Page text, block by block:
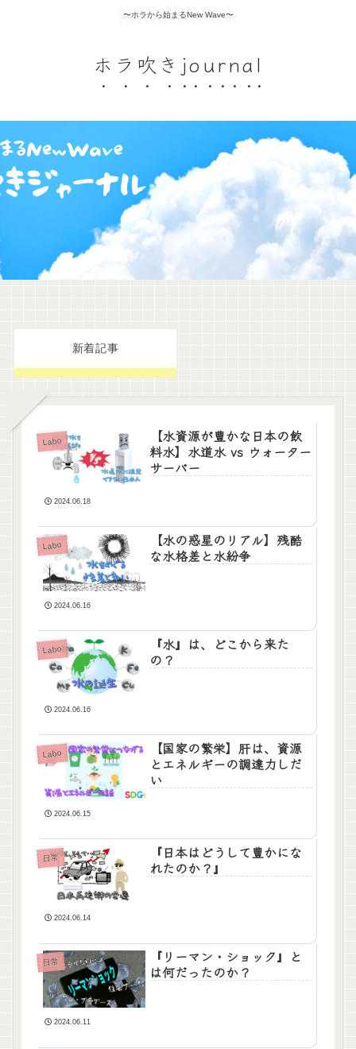
〜ホラから始まるNew Wave〜
ホラ吹きjournal
新着記事
Labo
【水資源が豊かな日本の飲
料水】水道水 vs ウォーター
サーバー
2024.06.18
Labo
【水の惑星のリアル】残酷
な水格差と水紛争
2024.06.16
Labo
『水』は、どこから来た
の？
2024.06.16
Labo
【国家の繁栄】肝は、資源
とエネルギーの調達力しだ
い
2024.06.15
日常
『日本はどうして豊かにな
れたのか？』
2024.06.14
日常
『リーマン・ショック』と
は何だったのか？
2024.06.11